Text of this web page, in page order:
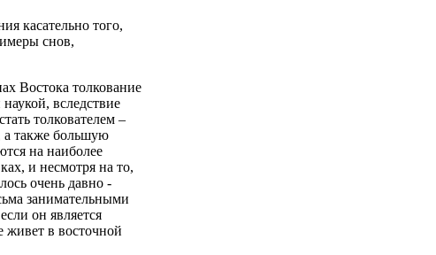
касательно того,
снов,
Востока толкование
вследствие
толкователем –
а также большую
на наиболее
и несмотря на то,
очень давно -
занимательными
он является
живет в восточной